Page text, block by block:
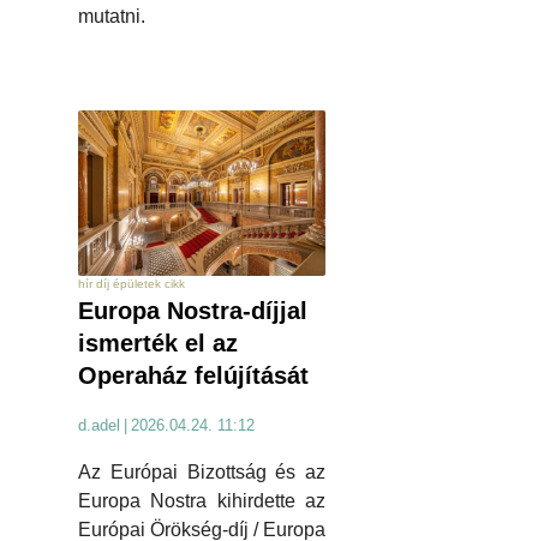
mutatni.
hír díj épületek cikk
Europa Nostra-díjjal
ismerték el az
Operaház felújítását
d.adel 2026.04.24. 11:12
Az Európai Bizottság és az
Europa Nostra kihirdette az
Európai Örökség-díj / Europa